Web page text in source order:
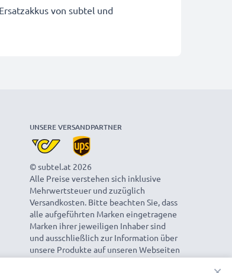
von subtel und
UNSERE VERSANDPARTNER
© subtel.at 2026
Alle Preise verstehen sich inklusive
Mehrwertsteuer und zuzüglich
Versandkosten. Bitte beachten Sie, dass
alle aufgeführten Marken eingetragene
Marken ihrer jeweiligen Inhaber sind
und ausschließlich zur Information über
unsere Produkte auf unseren Webseiten
genannt werden.